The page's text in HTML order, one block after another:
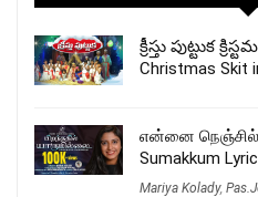
క్రీస్తు పుట్టుక
Christmas Skit
என்னை நெஞ்சில்
Sumakkum
Mariya Kolady,